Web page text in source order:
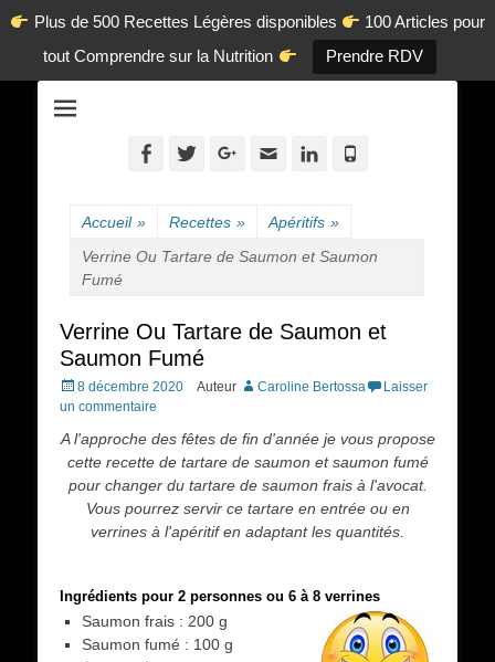
Plus de 500 Recettes Légères disponibles
100 Articles pour
tout Comprendre sur la Nutrition
Prendre RDV
en-ligne.com
Facebook
TwitterGoogleplus
AdresseLinkedin
Accueil » Recettes » Apéritifs »
Verrine Ou Tartare de Saumon et Saumon
Fumé
Verrine Ou Tartare de Saumon et
Saumon Fumé
Posted
on
8 décembre 2020 Auteur Caroline Bertossa
Laisser
un commentaire
A l'approche des fêtes de fin d'année je vous propose
cette recette de tartare de saumon et saumon fumé
pour changer du tartare de saumon frais à l'avocat.
Vous pourrez servir ce tartare en entrée ou en
verrines à l'apéritif en adaptant les quantités.
Ingrédients pour 2 personnes ou 6 à 8 verrines
Saumon frais : 200 g
Saumon fumé : 100 g